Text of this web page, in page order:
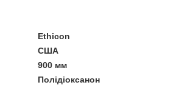
Ethicon
США
900 мм
Полідіоксанон